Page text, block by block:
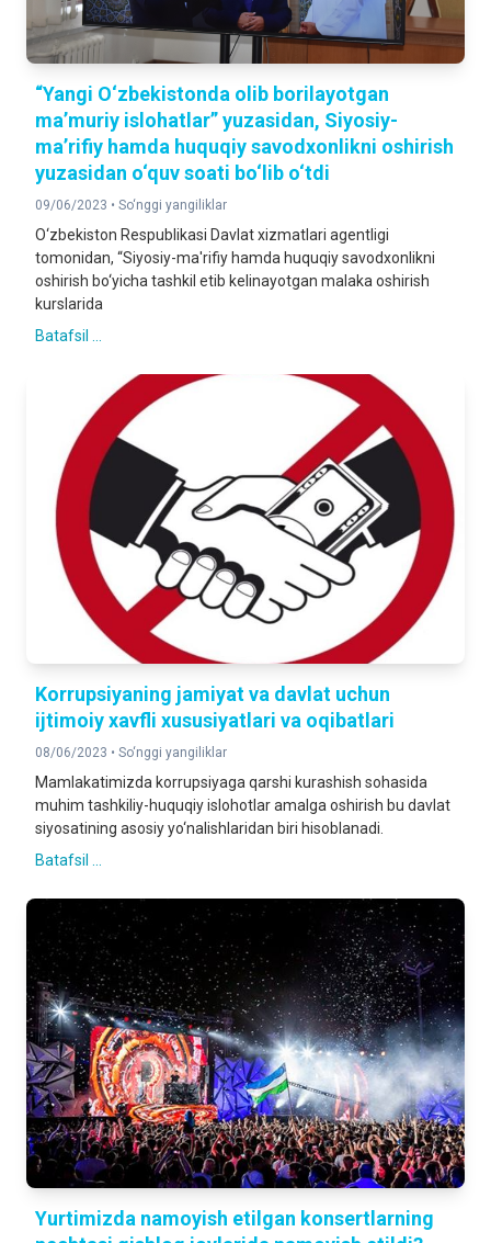
“Yangi O‘zbekistonda olib borilayotgan
ma’muriy islohatlar” yuzasidan, Siyosiy-
ma’rifiy hamda huquqiy savodxonlikni oshirish
yuzasidan o‘quv soati bo‘lib o‘tdi
09/06/2023 • So‘nggi yangiliklar
O‘zbekiston Respublikasi Davlat xizmatlari agentligi
tomonidan, “Siyosiy-ma'rifiy hamda huquqiy savodxonlikni
oshirish bo‘yicha tashkil etib kelinayotgan malaka oshirish
kurslarida
Batafsil ...
Korrupsiyaning jamiyat va davlat uchun
ijtimoiy xavfli xususiyatlari va oqibatlari
08/06/2023 • So‘nggi yangiliklar
Mamlakatimizda korrupsiyaga qarshi kurashish sohasida
muhim tashkiliy-huquqiy islohotlar amalga oshirish bu davlat
siyosatining asosiy yo‘nalishlaridan biri hisoblanadi.
Batafsil ...
Yurtimizda namoyish etilgan konsertlarning